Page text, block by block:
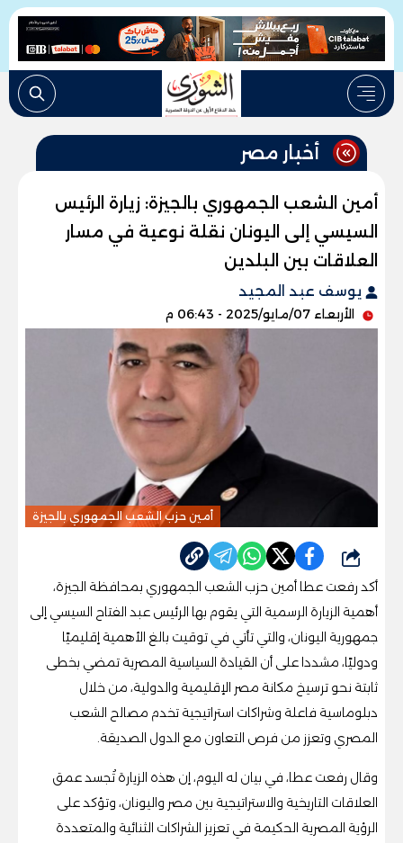
أخبار مصر
أمين الشعب الجمهوري بالجيزة: زيارة الرئيس
السيسي إلى اليونان نقلة نوعية في مسار
العلاقات بين البلدين
يوسف عبد المجيد
الأربعاء 07/مايو/2025 - 06:43 م
أمين حزب الشعب الجمهوري بالجيزة
شارك
أكد رفعت عطا أمين حزب الشعب الجمهوري بمحافظة الجيزة،
أهمية الزيارة الرسمية التي يقوم بها الرئيس عبد الفتاح السيسي إلى
جمهورية اليونان، والتي تأتي في توقيت بالغ الأهمية إقليميًا
ودوليًا، مشددا على أن القيادة السياسية المصرية تمضي بخطى
ثابتة نحو ترسيخ مكانة مصر الإقليمية والدولية، من خلال
دبلوماسية فاعلة وشراكات استراتيجية تخدم مصالح الشعب
المصري وتعزز من فرص التعاون مع الدول الصديقة.
وقال رفعت عطا، في بيان له اليوم، إن هذه الزيارة تُجسد عمق
العلاقات التاريخية والاستراتيجية بين مصر واليونان، وتؤكد على
الرؤية المصرية الحكيمة في تعزيز الشراكات الثنائية والمتعددة